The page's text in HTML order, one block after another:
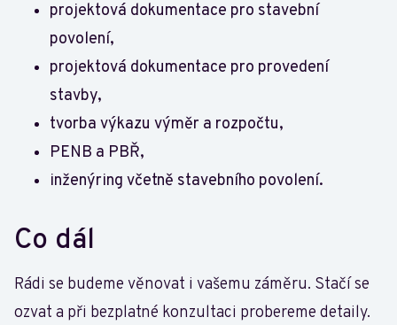
projektová dokumentace pro stavební
povolení,
projektová dokumentace pro provedení
stavby,
tvorba výkazu výměr a rozpočtu,
PENB a PBŘ,
inženýring včetně stavebního povolení.
Co dál
Rádi se budeme věnovat i vašemu záměru. Stačí se
ozvat a při bezplatné konzultaci probereme detaily.